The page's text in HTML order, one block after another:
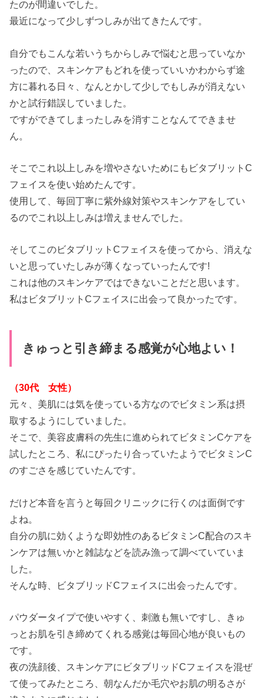
たのが間違いでした。
最近になって少しずつしみが出てきたんです。
自分でもこんな若いうちからしみで悩むと思っていなか
ったので、スキンケアもどれを使っていいかわからず途
方に暮れる日々、なんとかして少しでもしみが消えない
かと試行錯誤していました。
ですができてしまったしみを消すことなんてできませ
ん。
そこでこれ以上しみを増やさないためにもビタブリットC
フェイスを使い始めたんです。
使用して、毎回丁寧に紫外線対策やスキンケアをしてい
るのでこれ以上しみは増えませんでした。
そしてこのビタブリットCフェイスを使ってから、消えな
いと思っていたしみが薄くなっていったんです!
これは他のスキンケアではできないことだと思います。
私はビタブリットCフェイスに出会って良かったです。
きゅっと引き締まる感覚が心地よい！
（30代 女性）
元々、美肌には気を使っている方なのでビタミン系は摂
取するようにしていました。
そこで、美容皮膚科の先生に進められてビタミンCケアを
試したところ、私にぴったり合っていたようでビタミンC
のすごさを感じていたんです。
だけど本音を言うと毎回クリニックに行くのは面倒です
よね。
自分の肌に効くような即効性のあるビタミンC配合のスキ
ンケアは無いかと雑誌などを読み漁って調べていていま
した。
そんな時、ビタブリッドCフェイスに出会ったんです。
パウダータイプで使いやすく、刺激も無いですし、きゅ
っとお肌を引き締めてくれる感覚は毎回心地が良いもの
です。
夜の洗顔後、スキンケアにビタブリッドCフェイスを混ぜ
て使ってみたところ、朝なんだか毛穴やお肌の明るさが